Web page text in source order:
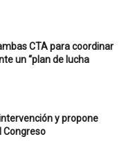
CTA para coordinar
un “plan de lucha
y propone
Congreso